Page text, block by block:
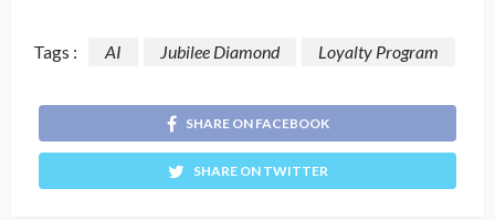
Tags : AI Jubilee Diamond Loyalty Program
SHARE ON FACEBOOK
SHARE ON TWITTER